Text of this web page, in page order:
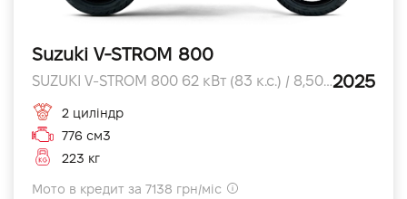
Suzuki V-STROM 800
SUZUKI V-STROM 800 62 кВт (83 к.с.) / 8,500 об/хв к.с.2025
2 циліндр
776 см3
223 кг
Мото в кредит за 7138 грн/міс